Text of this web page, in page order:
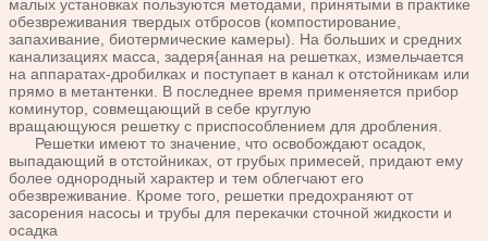
малых установках пользуются методами, принятыми в практике
обезвреживания твердых отбросов (компостирование,
запахивание, биотермические камеры). На больших и средних
канализациях масса, задеря{анная на решетках, измельчается
на аппаратах-дробилках и поступает в канал к отстойникам или
прямо в метантенки. В последнее время применяется прибор
коминутор, совмещающий в себе круглую
вращающуюся решетку с приспособлением для дробления.
Решетки имеют то значение, что освобождают осадок,
выпадающий в отстойниках, от грубых примесей, придают ему
более однородный характер и тем облегчают его
обезвреживание. Кроме того, решетки предохраняют от
засорения насосы и трубы для перекачки сточной жидкости и
осадка